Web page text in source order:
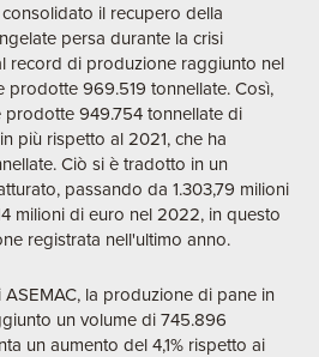
il recupero della
persa durante la crisi
record di produzione raggiunto nel
prodotte 969.519 tonnellate. Così,
949.754 tonnellate di
più rispetto al 2021, che ha
Ciò si è tradotto in un
passando da 1.303,79 milioni
milioni di euro nel 2022, in questo
registrata nell'ultimo anno.
la produzione di pane in
un volume di 745.896
un aumento del 4,1% rispetto ai